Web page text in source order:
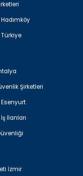
Şirketleri
İlanları
İzmir